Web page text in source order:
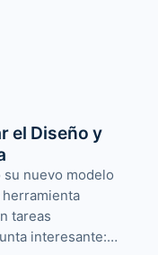
el Diseño y
su nuevo modelo
tareas
interesante:…